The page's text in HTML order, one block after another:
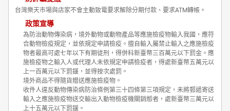
台灣樂天市場與店家不會主動致電要求解除分期付款、要求ATM轉帳。
政策宣導
為防治動物傳染病，境外動物或動物產品等應施檢疫物輸入我國，應符
合動物檢疫規定，並依規定申請檢疫。擅自輸入屬禁止輸入之應施檢疫
物者最高可處七年以下有期徒刑，得併科新臺幣三百萬元以下罰金。應
施檢疫物之輸入人或代理人未依規定申請檢疫者，得處新臺幣五萬元以
上一百萬元以下罰鍰，並得按次處罰。
境外商品不得隨貨贈送應施檢疫物。
收件人違反動物傳染病防治條例第三十四條第三項規定，未將郵遞寄送
輸入之應施檢疫物送交輸出入動物檢疫機關銷燬者，處新臺幣三萬元以
上十五萬元以下罰鍰。